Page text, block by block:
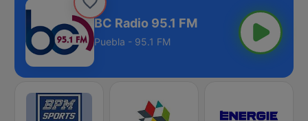
BC Radio 95.1 FM
Puebla - 95.1 FM